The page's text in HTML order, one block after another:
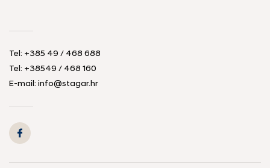
Tel: +385 49 / 468 688
Tel: +38549 / 468 160
E-mail: info@stagar.hr